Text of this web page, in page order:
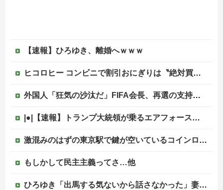
【速報】ひろゆき、離婚へｗｗｗ
ヒコロヒー コンビニで割引おにぎりは〝絶対買わない〟理由
外国人「狂気の沙汰だ」FIFA会長、再選の支持見返りにモロッコへ2030年W杯決勝の開催を打診か！海外から批判殺到！【海外の反応】
|●|【速報】トランプ大統領が乗るエアフォースワン情報漏洩事件、流出元はバイデン政権の空軍長官と判明「アクセス権を取り消す」
激混みのはずの東京駅で鍵が空いているコインロッカーが散見、「ラッキー」と思って中を確認してみると……
もしかして民主主義ってさ…他
ひろゆき「出馬する気ないから話さなかった」妻「それでも不誠実だろ」→離婚協議へｗｗｗｗｗ